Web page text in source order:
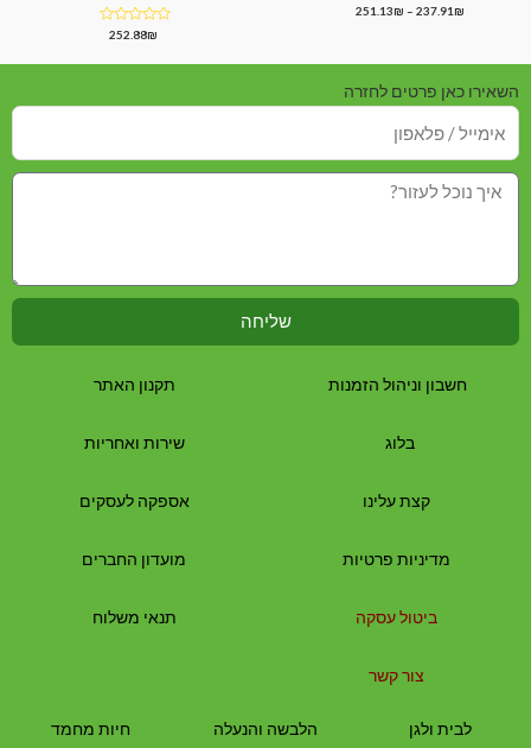
דורג
237.91₪
–
251.13₪
דורג252.88₪
השאירו כאן פרטים לחזרה
שליחה
חשבון וניהול הזמנות
בלוג
קצת עלינו
מדיניות פרטיות
ביטול עסקה
צור קשר
תקנון האתר
שירות ואחריות
אספקה לעסקים
מועדון החברים
תנאי משלוח
לבית ולגן הלבשה והנעלה חיות מחמד